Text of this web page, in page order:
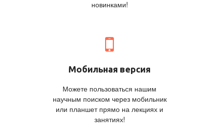
новинками!
Мобильная версия
Можете пользоваться нашим
научным поиском через мобильник
или планшет прямо на лекциях и
занятиях!